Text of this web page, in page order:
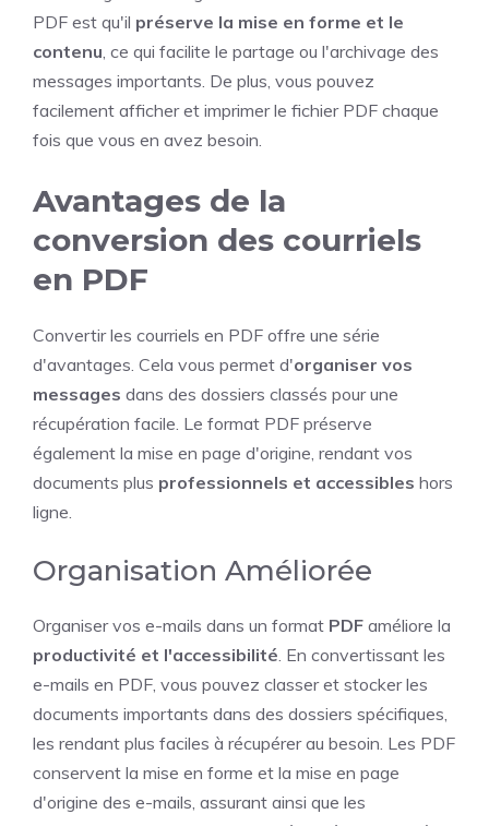
PDF est qu'il préserve la mise en forme et le
contenu, ce qui facilite le partage ou l'archivage des
messages importants. De plus, vous pouvez
facilement afficher et imprimer le fichier PDF chaque
fois que vous en avez besoin.
Avantages de la
conversion des courriels
en PDF
Convertir les courriels en PDF offre une série
d'avantages. Cela vous permet d'organiser vos
messages dans des dossiers classés pour une
récupération facile. Le format PDF préserve
également la mise en page d'origine, rendant vos
documents plus professionnels et accessibles hors
ligne.
Organisation Améliorée
Organiser vos e-mails dans un format PDF améliore la
productivité et l'accessibilité. En convertissant les
e-mails en PDF, vous pouvez classer et stocker les
documents importants dans des dossiers spécifiques,
les rendant plus faciles à récupérer au besoin. Les PDF
conservent la mise en forme et la mise en page
d'origine des e-mails, assurant ainsi que les